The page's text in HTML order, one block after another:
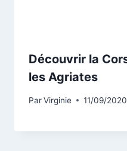
Découvrir la
les Agriates
ParVirginie 11/09/2020